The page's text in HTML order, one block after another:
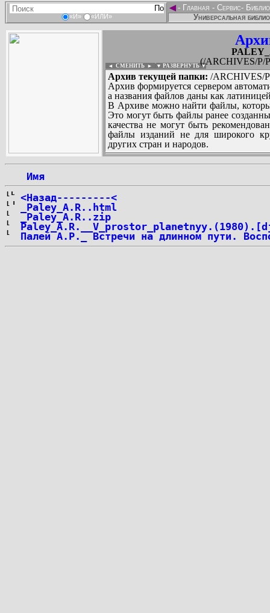
«И» «ИЛИ»
◄- Главная - Сервис-
Универсальная
(/ARCHIVES/P/
◄ СМЕНИТЬ ► ▼ РАЗВЕРНУТЬ ▼
Архив текущей папки: /ARCHIVES/
Архив формируется сервером
а названия файлов даны как
В Архиве можно найти файлы,
Это могут быть файлы ранее
качества не могут быть
файлы изданий не для широкого
других стран и народов.
Имя
<Назад---------<
_Paley_A.R..html
_Paley_A.R..zip
Палей А.Р._ Встречи на длинном пути.